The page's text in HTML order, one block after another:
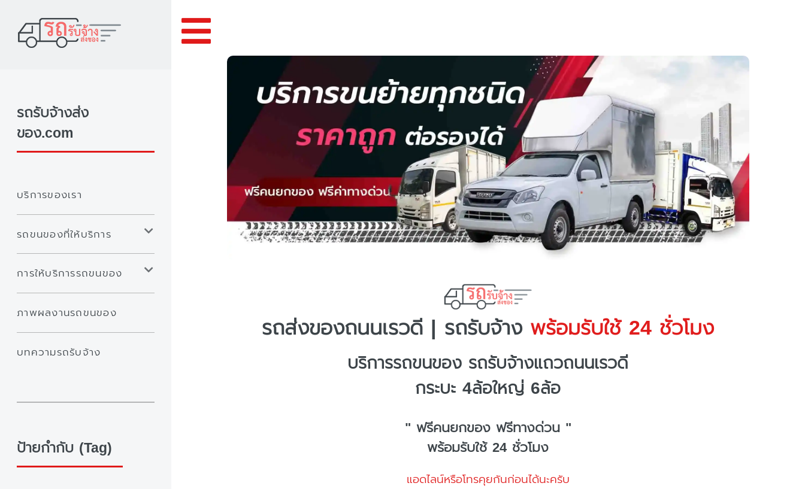
รถส่งของถนนเรวดี | รถรับจ้าง พร้อมรับใช้ 24 ชั่วโมง
บริการรถขนของ รถรับจ้างแถวถนนเรวดี
กระบะ 4ล้อใหญ่ 6ล้อ
" ฟรีคนยกของ ฟรีทางด่วน "
พร้อมรับใช้ 24 ชั่วโมง
แอดไลน์หรือโทรคุยกันก่อนได้นะครับ
รถรับจ้างส่ง
ของ.com
บริการของเรา
รถขนของที่ให้บริการ
การให้บริการรถขนของ
ภาพผลงานรถขนของ
บทความรถรับจ้าง
ป้ายกำกับ (Tag)